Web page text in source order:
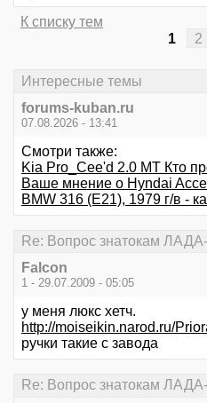
К списку тем
1
2
Интересные темы
forums-kuban.ru
07.08.2026 - 13:41
Смотри также:
Kia Pro_Cee'd 2.0 MT Кто
Ваше мнение о Hyndai
BMW 316 (E21), 1979 г/в -
Re: Вопрос знатокам
Falcon
1 - 29.07.2009 - 05:05
у меня люкс хетч.
http://moiseikin.narod.ru/
ручки такие с завода
Re: Вопрос знатокам